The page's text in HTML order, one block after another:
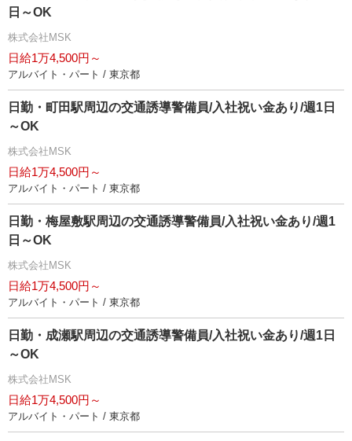
日～OK
株式会社MSK
日給1万4,500円～
アルバイト・パート / 東京都
日勤・町田駅周辺の交通誘導警備員/入社祝い金あり/週1日
～OK
株式会社MSK
日給1万4,500円～
アルバイト・パート / 東京都
日勤・梅屋敷駅周辺の交通誘導警備員/入社祝い金あり/週1
日～OK
株式会社MSK
日給1万4,500円～
アルバイト・パート / 東京都
日勤・成瀬駅周辺の交通誘導警備員/入社祝い金あり/週1日
～OK
株式会社MSK
日給1万4,500円～
アルバイト・パート / 東京都